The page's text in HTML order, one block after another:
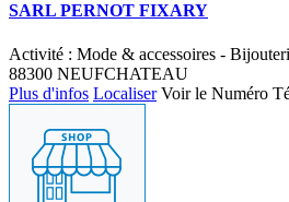
SARL PERNOT FIXARY
Activité : Mode & accessoires -
88300 NEUFCHATEAU
Plus d'infos Localiser Voir le Numéro